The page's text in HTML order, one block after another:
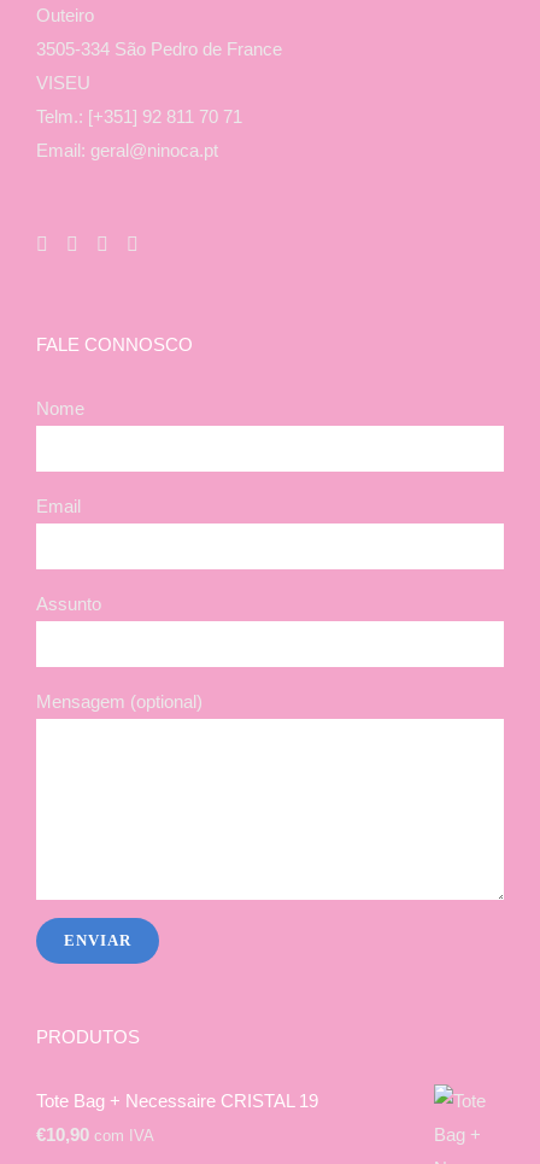
Outeiro
3505-334 São Pedro de France
VISEU
Telm.: [+351] 92 811 70 71
Email: geral@ninoca.pt
FALE CONNOSCO
Nome
Email
Assunto
Mensagem (optional)
PRODUTOS
Tote Bag + Necessaire CRISTAL 19
€10,90 com IVA